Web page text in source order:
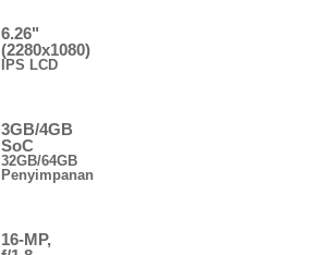
6.26"
(2280x1080)
IPS LCD
3GB/4GB
SoC
32GB/64GB
Penyimpanan
16-MP,